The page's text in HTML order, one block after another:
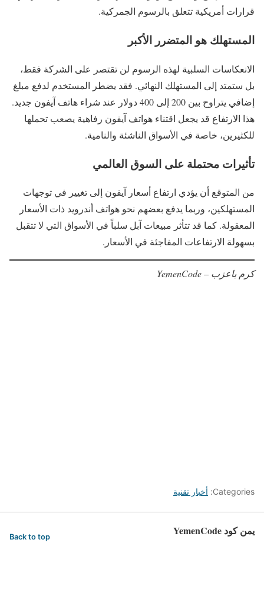
قرارات أمريكية تتعلق بالرسوم الجمركية.
المستهلك هو المتضرر الأكبر
الانعكاسات السلبية لهذه الرسوم لن تقتصر على الشركة فقط،
بل ستمتد إلى المستهلك النهائي. فقد يضطر المستخدم لدفع مبلغ
إضافي يتراوح بين 200 إلى 400 دولار عند شراء هاتف آيفون جديد.
هذا الارتفاع قد يجعل اقتناء هواتف آيفون رفاهية يصعب تحملها
للكثيرين، خاصة في الأسواق الناشئة والنامية.
تأثيرات محتملة على السوق العالمي
من المتوقع أن يؤدي ارتفاع أسعار آيفون إلى تغيير في توجهات
المستهلكين، وربما يدفع بعضهم نحو هواتف أندرويد ذات الأسعار
المعقولة. كما قد تتأثر مبيعات آبل سلباً في الأسواق التي لا تتقبل
بسهولة الارتفاعات المفاجئة في الأسعار.
كرم باعزب – YemenCode
Categories: أخبار تقنية
يمن كود YemenCode Back to top